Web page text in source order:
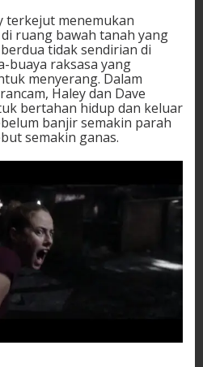
terkejut menemukan
ruang bawah tanah yang
tidak sendirian di
buaya raksasa yang
menyerang. Dalam
Haley dan Dave
bertahan hidup dan keluar
banjir semakin parah
semakin ganas.